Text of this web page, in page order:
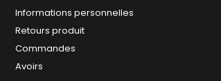
Informations personnelles
Retours produit
Commandes
Avoirs